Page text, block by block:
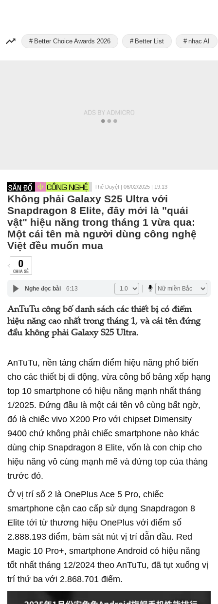
Better Choice Awards 2026 Better List nhạc AI
Thế Duyệt |06/02/2025 | 19:13
Không phải Galaxy S25 Ultra với
Snapdragon 8 Elite, đây mới là "quái
vật" hiệu năng trong tháng 1 vừa qua:
Một cái tên mà người dùng công nghệ
Việt đều muốn mua
0
CHIA SẺ
Nghe đọc bài 6:13
AnTuTu công bố danh sách các thiết bị có điểm
hiệu năng cao nhất trong tháng 1, và cái tên đứng
đầu không phải Galaxy S25 Ultra.
AnTuTu, nền tảng chấm điểm hiệu năng phổ biến
cho các thiết bị di động, vừa công bố bảng xếp hạng
top 10 smartphone có hiệu năng mạnh nhất tháng
1/2025. Đứng đầu là một cái tên vô cùng bất ngờ,
đó là chiếc vivo X200 Pro với chipset Dimensity
9400 chứ không phải chiếc smartphone nào khác
dùng chip Snapdragon 8 Elite, vốn là con chip cho
hiệu năng vô cùng mạnh mẽ và đứng top của tháng
trước đó.
Ở vị trí số 2 là OnePlus Ace 5 Pro, chiếc
smartphone cận cao cấp sử dụng Snapdragon 8
Elite tới từ thương hiệu OnePlus với điểm số
2.888.193 điểm, bám sát nút vị trí dẫn đầu. Red
Magic 10 Pro+, smartphone Android có hiệu năng
tốt nhất tháng 12/2024 theo AnTuTu, đã tụt xuống vị
trí thứ ba với 2.868.701 điểm.